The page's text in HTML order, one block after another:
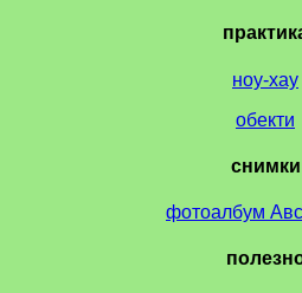
ноу-хау
обекти
снимки
фотоалбум